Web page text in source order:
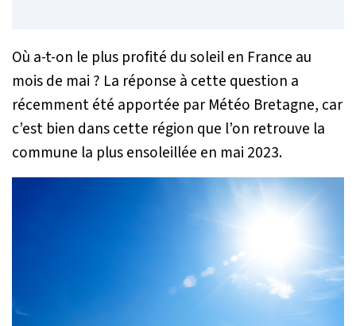
Où a-t-on le plus profité du soleil en France au
mois de mai ? La réponse à cette question a
récemment été apportée par Météo Bretagne, car
c’est bien dans cette région que l’on retrouve la
commune la plus ensoleillée en mai 2023.